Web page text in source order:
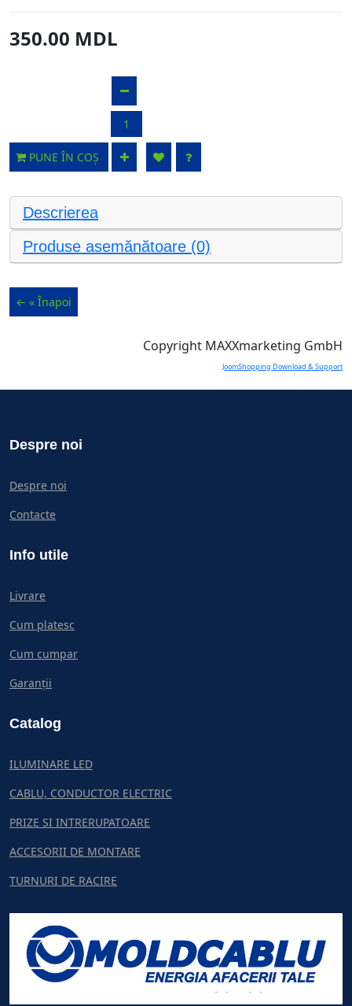
350.00 MDL
PUNE ÎN COȘ
Descrierea
Produse asemănătoare (0)
Copyright MAXXmarketing GmbH
JoomShopping Download & Support
Despre noi
Despre noi
Contacte
Info utile
Livrare
Cum platesc
Cum cumpar
Garanții
Catalog
ILUMINARE LED
CABLU, CONDUCTOR ELECTRIC
PRIZE SI INTRERUPATOARE
ACCESORII DE MONTARE
TURNURI DE RACIRE